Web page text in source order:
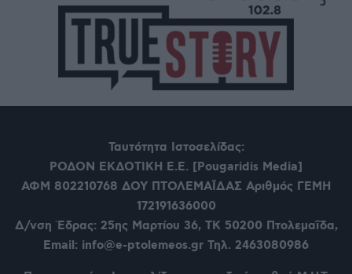
Ταυτότητα Ιστοσελίδας:
ΡΟΔΟΝ ΕΚΔΟΤΙΚΗ Ε.Ε. [Pougaridis Media]
ΑΦΜ 802210768 ΔΟΥ ΠΤΟΛΕΜΑΪΔΑΣ Αριθμός ΓΕΜΗ
172191636000
Δ/νση Έδρας: 25ης Μαρτίου 36, ΤΚ 50200 Πτολεμαΐδα,
Email: info@e-ptolemeos.gr Τηλ. 2463080986